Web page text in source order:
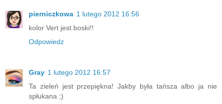
pierniczkowa 1 lutego 2012 16:56
kolor Vert jest boski!!
Odpowiedz
Gray 1 lutego 2012 16:57
Ta zieleń jest przepiękna! Jakby była tańsza albo ja nie
spłukana ;)